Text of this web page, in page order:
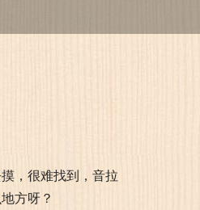
，很难找到，音拉
方呀？